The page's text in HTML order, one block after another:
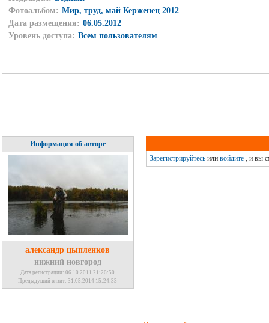
Фотоальбом: Мир, труд, май Керженец 2012
Дата размещения: 06.05.2012
Уровень доступа: Всем пользователям
Информация об авторе
александр цыпленков
нижний новгород
Дата регистрации: 06.10.2011 21:26:50
Предыдущий визит: 31.05.2014 15:24:33
Зарегистрируйтесьили войдите, и вы